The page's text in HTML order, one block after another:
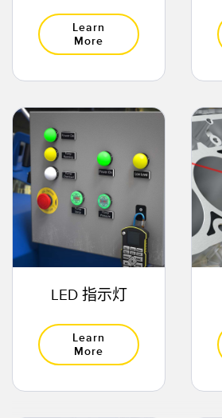
Learn
More
LED 指示灯
Learn
More